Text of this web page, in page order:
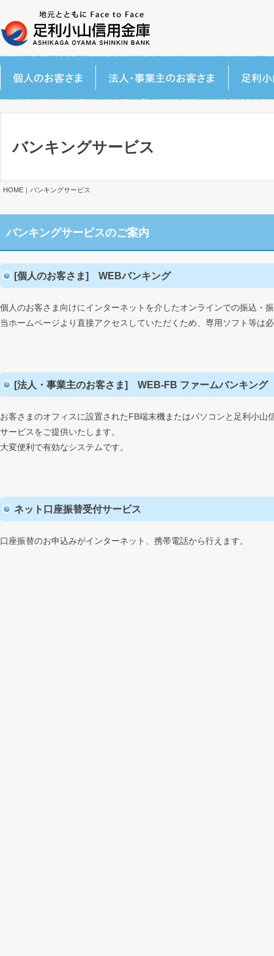
バンキングサービス
HOME ｜バンキングサービス
バンキングサービスのご案内
[個人のお客さま] WEBバンキング
個人のお客さま向けにインターネットを介したオンラインでの振込・
当ホームページより直接アクセスしていただくため、専用ソフト等は
[法人・事業主のお客さま] WEB-FB ファームバンキング
お客さまのオフィスに設置されたFB端末機またはパソコンと足利小
サービスをご提供いたします。
大変便利で有効なシステムです。
ネット口座振替受付サービス
口座振替のお申込みがインターネット、携帯電話から行えます。